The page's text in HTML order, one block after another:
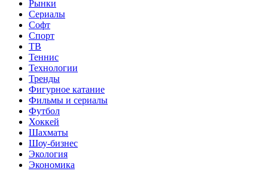
Рынки
Сериалы
Софт
Спорт
ТВ
Теннис
Технологии
Тренды
Фигурное катание
Фильмы и сериалы
Футбол
Хоккей
Шахматы
Шоу-бизнес
Экология
Экономика